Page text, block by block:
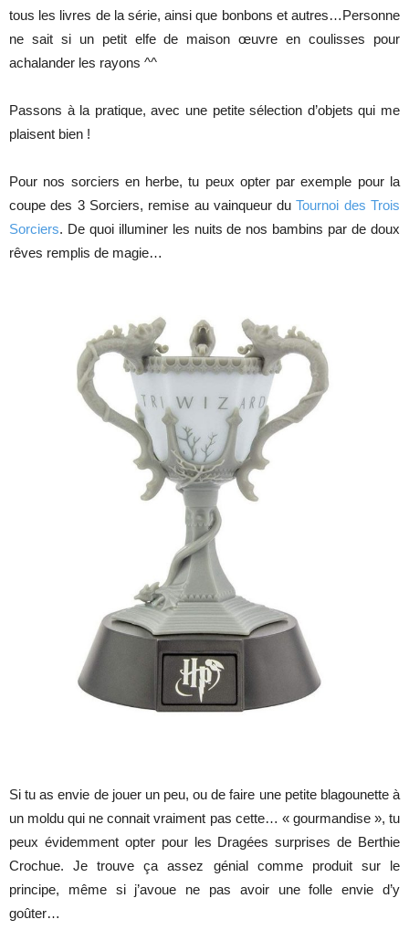
tous les livres de la série, ainsi que bonbons et autres…Personne
ne sait si un petit elfe de maison œuvre en coulisses pour
achalander les rayons ^^
Passons à la pratique, avec une petite sélection d’objets qui me
plaisent bien !
Pour nos sorciers en herbe, tu peux opter par exemple pour la
coupe des 3 Sorciers, remise au vainqueur duTournoi des Trois
Sorciers. De quoi illuminer les nuits de nos bambins par de doux
rêves remplis de magie…
Si tu as envie de jouer un peu, ou de faire une petite blagounette à
un moldu qui ne connait vraiment pas cette… « gourmandise », tu
peux évidemment opter pour les Dragées surprises de Berthie
Crochue. Je trouve ça assez génial comme produit sur le
principe, même si j’avoue ne pas avoir une folle envie d’y
goûter…